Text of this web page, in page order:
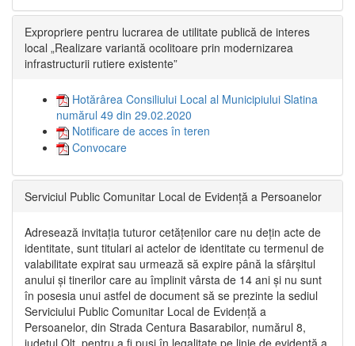
Expropriere pentru lucrarea de utilitate publică de interes
local „Realizare variantă ocolitoare prin modernizarea
infrastructurii rutiere existente”
Hotărârea Consiliului Local al Municipiului Slatina
numărul 49 din 29.02.2020
Notificare de acces în teren
Convocare
Serviciul Public Comunitar Local de Evidență a Persoanelor
Adresează invitația tuturor cetățenilor care nu dețin acte de
identitate, sunt titulari ai actelor de identitate cu termenul de
valabilitate expirat sau urmează să expire până la sfârșitul
anului și tinerilor care au împlinit vârsta de 14 ani și nu sunt
în posesia unui astfel de document să se prezinte la sediul
Serviciului Public Comunitar Local de Evidență a
Persoanelor, din Strada Centura Basarabilor, numărul 8,
județul Olt, pentru a fi puși în legalitate pe linie de evidență a